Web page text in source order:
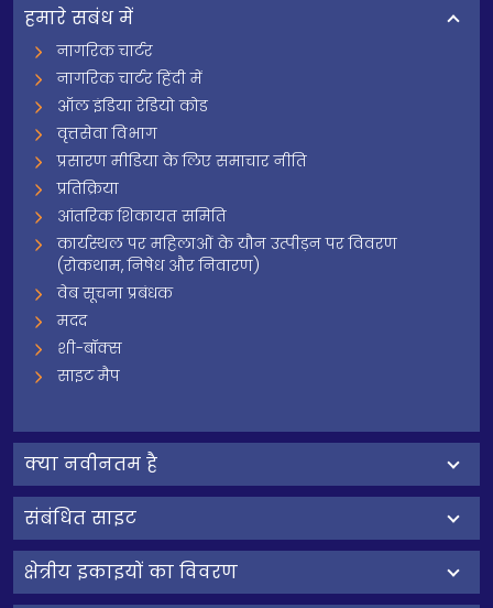
हमारे सबंध में
नागरिक चार्टर
नागरिक चार्टर हिंदी में
ऑल इंडिया रेडियो कोड
वृत्तसेवा विभाग
प्रसारण मीडिया के लिए समाचार नीति
प्रतिक्रिया
आंतरिक शिकायत समिति
कार्यस्थल पर महिलाओं के यौन उत्पीड़न पर विवरण
(रोकथाम, निषेध और निवारण)
वेब सूचना प्रबंधक
मदद
शी-बॉक्स
साइट मैप
क्‍या नवीनतम है
संबंधित साइट
क्षेत्रीय इकाइयों का विवरण